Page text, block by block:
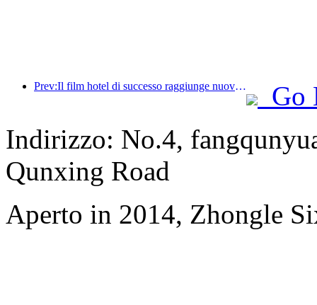
Prev:Il film hotel di successo raggiunge nuove vette, diventando leader nel campo degli hotel a tema cinematografico
Go
Indirizzo: No.4,
Qunxing Road
Aperto in 2014, Zhongle